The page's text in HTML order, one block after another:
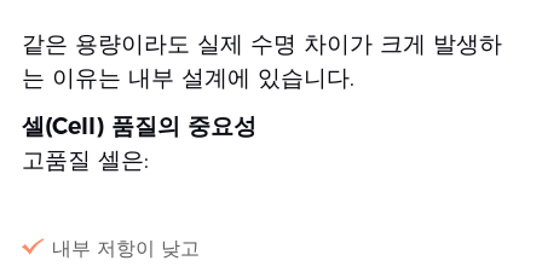
같은 용량이라도 실제 수명 차이가 크게 발생하
는 이유는 내부 설계에 있습니다.
셀(Cell) 품질의 중요성
고품질 셀은:
내부 저항이 낮고